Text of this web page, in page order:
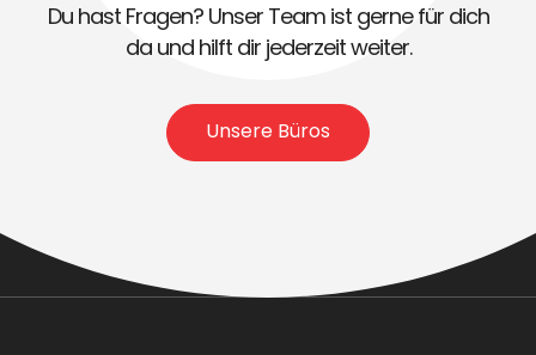
Du hast Fragen? Unser Team ist gerne für dich
da und hilft dir jederzeit weiter.
Unsere Büros